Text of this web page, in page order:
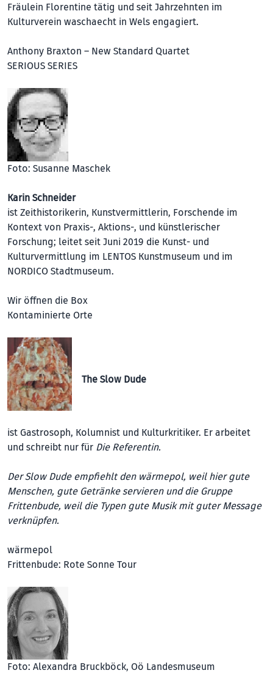
Fräulein Florentine tätig und seit Jahrzehnten im
Kulturverein waschaecht in Wels engagiert.
Anthony Braxton – New Standard Quartet
SERIOUS SERIES
Foto: Susanne Maschek
Karin Schneider
ist Zeithistorikerin, Kunstvermittlerin, Forschende im
Kontext von Praxis-, Aktions-, und künstlerischer
Forschung; leitet seit Juni 2019 die Kunst- und
Kulturvermittlung im LENTOS Kunstmuseum und im
NORDICO Stadtmuseum.
Wir öffnen die Box
Kontaminierte Orte
The Slow Dude
ist Gastrosoph, Kolumnist und Kulturkritiker. Er arbeitet
und schreibt nur für Die Referentin.
Der Slow Dude empfiehlt den wärmepol, weil hier gute
Menschen, gute Getränke servieren und die Gruppe
Frittenbude, weil die Typen gute Musik mit guter Message
verknüpfen.
wärmepol
Frittenbude: Rote Sonne Tour
Foto: Alexandra Bruckböck, Oö Landesmuseum